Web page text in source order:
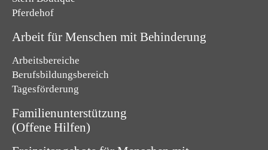
Pferdehof
Arbeit für Menschen mit Behinderung
Arbeitsbereiche
Berufsbildungsbereich
Tagesförderung
Familienunterstützung
(Offene Hilfen)